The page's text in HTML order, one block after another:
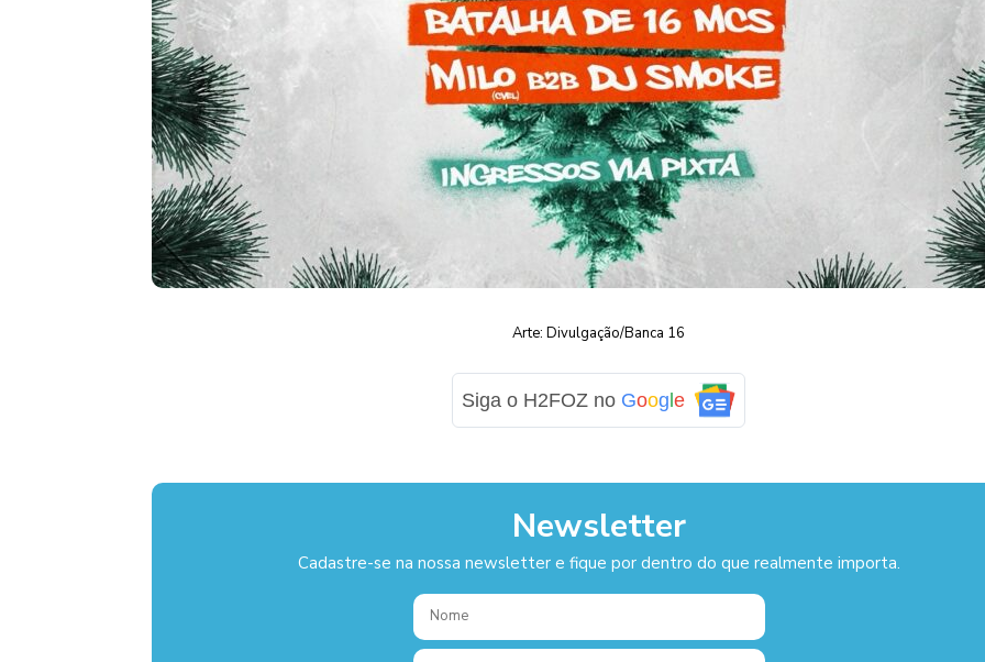
Arte: Divulgação/Banca 16
Siga o H2FOZ no Goog le
Newsletter
Cadastre-se na nossa newsletter e fique por dentro do que realmente importa.